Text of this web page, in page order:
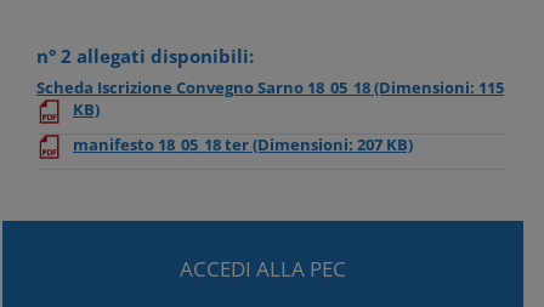
n° 2 allegati disponibili:
Scheda Iscrizione Convegno Sarno 18_05_18(Dimensioni: 115
KB)
manifesto 18_05_18 ter(Dimensioni: 207 KB)
ACCEDI ALLA PEC